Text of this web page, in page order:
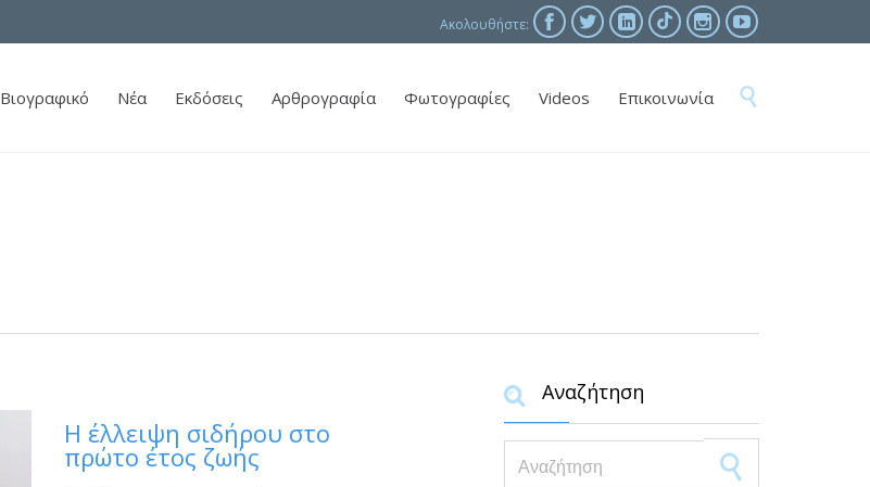
Ακολουθήστε:     
Skip
to
Βιογραφικό Νέα Εκδόσεις Αρθρογραφία Φωτογραφίες Videos Επικοινωνία 
Η έλλειψη σιδήρου στο
πρώτο έτος ζωής
 Αναζήτηση